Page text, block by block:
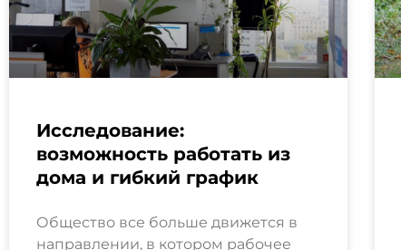
Исследование:
возможность работать из
дома и гибкий график
Общество все больше движется в
направлении, в котором рабочее